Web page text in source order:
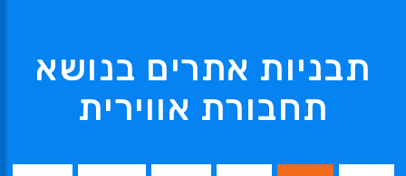
תבניות אתרים בנושא
תחבורת אווירית